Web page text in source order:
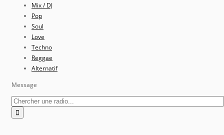
Mix / DJ
Pop
Soul
Love
Techno
Reggae
Alternatif
Message